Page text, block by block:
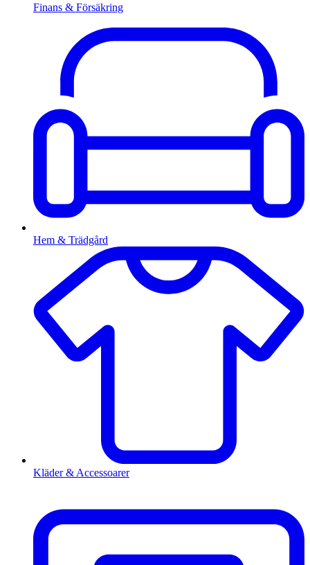
Finans & Försäkring
Hem & Trädgård
Kläder & Accessoarer